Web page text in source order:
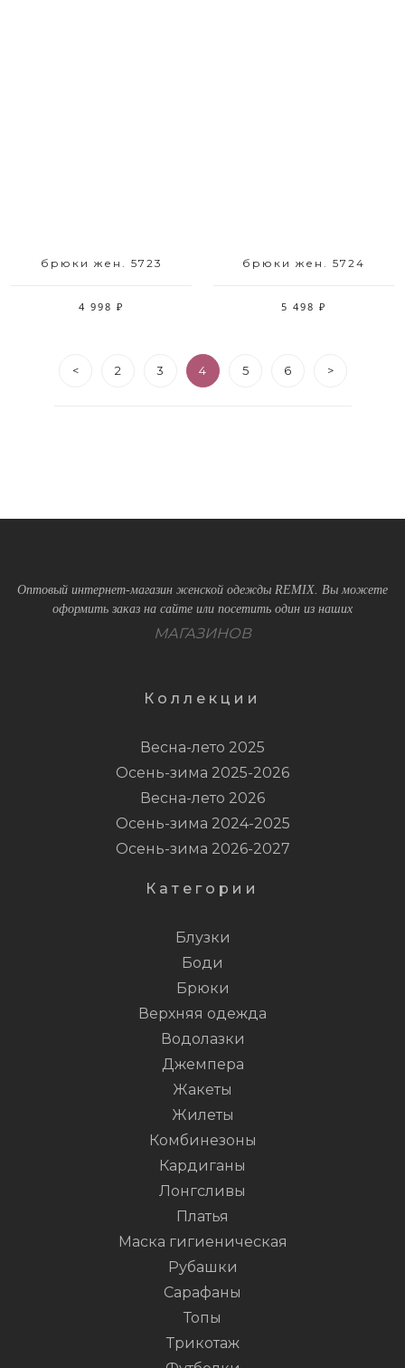
брюки жен. 5723
4 998 ₽
брюки жен. 5724
5 498 ₽
< 2 3 4 5 6 >
Оптовый интернет-магазин женской одежды REMIX. Вы можете
оформить заказ на сайте или посетить один из наших
МАГАЗИНОВ
Коллекции
Весна-лето 2025
Осень-зима 2025-2026
Весна-лето 2026
Осень-зима 2024-2025
Осень-зима 2026-2027
Категории
Блузки
Боди
Брюки
Верхняя одежда
Водолазки
Джемпера
Жакеты
Жилеты
Комбинезоны
Кардиганы
Лонгсливы
Платья
Маска гигиеническая
Рубашки
Сарафаны
Топы
Трикотаж